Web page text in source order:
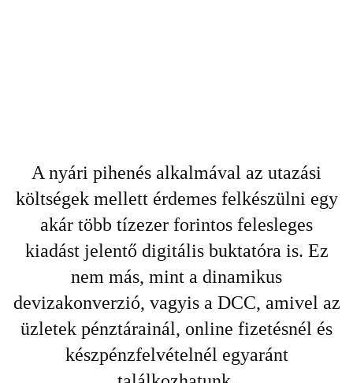
A nyári pihenés alkalmával az utazási
költségek mellett érdemes felkészülni egy
akár több tízezer forintos felesleges
kiadást jelentő digitális buktatóra is. Ez
nem más, mint a dinamikus
devizakonverzió, vagyis a DCC, amivel az
üzletek pénztárainál, online fizetésnél és
készpénzfelvételnél egyaránt